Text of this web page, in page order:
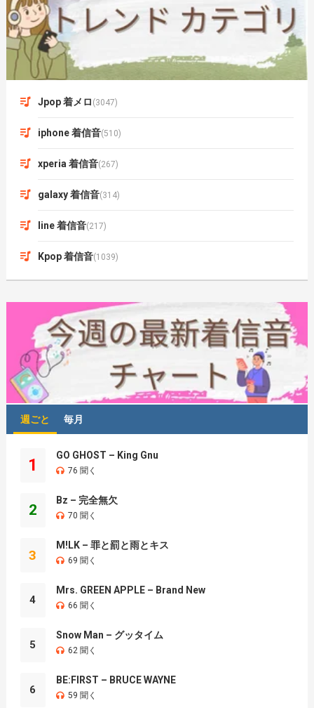
Jpop 着メロ (3047)
iphone 着信音(510)
xperia 着信音(267)
galaxy 着信音(314)
line 着信音(217)
Kpop 着信音(1039)
週ごと 毎月
1
GO GHOST – King Gnu
76 聞く
2
Bz – 完全無欠
70 聞く
3
M!LK – 罪と罰と雨とキス
69 聞く
4
Mrs. GREEN APPLE – Brand New
66 聞く
5
Snow Man – グッタイム
62 聞く
6
BE:FIRST – BRUCE WAYNE
59 聞く